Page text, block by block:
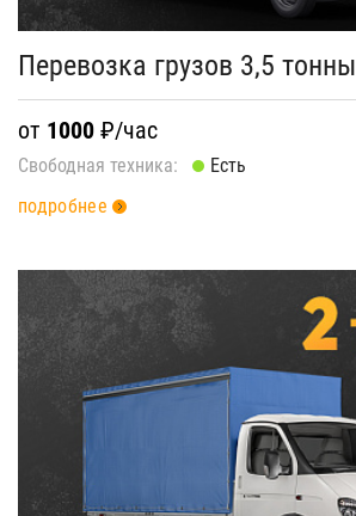
Перевозка грузов 3,5 тонны
от 1000 ₽/час
Свободная техника:
Есть
подробнее